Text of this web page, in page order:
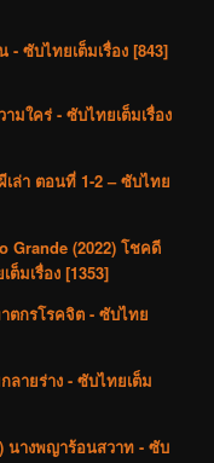
- ซับไทยเต็มเรื่อง [843]
มใคร่ - ซับไทยเต็มเรื่อง
เล่า ตอนที่ 1-2 – ซับไทย
Grande (2022) โชคดี
มเรื่อง [1353]
ตกรโรคจิต - ซับไทย
ลายร่าง - ซับไทยเต็ม
นางพญาร้อนสวาท - ซับ